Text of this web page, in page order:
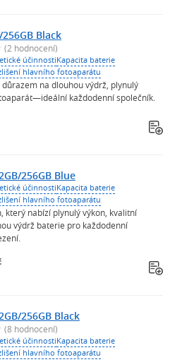
256GB Black
(2 hodnocení)
účinnostiKapacita baterie
hlavního fotoaparátu
na dlouhou výdrž, plynulý
každodenní společník.
256GB Blue
účinnostiKapacita baterie
hlavního fotoaparátu
který nabízí plynulý výkon, kvalitní
výdrž baterie pro každodenní
256GB Black
(8 hodnocení)
účinnostiKapacita baterie
hlavního fotoaparátu